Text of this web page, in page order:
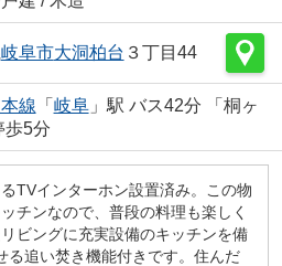
岐阜市大洞柏台 ３丁目44
線 「 岐阜」駅 バス42分 「桐ヶ
歩5分
TVインターホン設置済み。この物
チンなので、普段の料理も楽しく
ビングに充実設備のキッチンを備
る追い焚き機能付きです。住んだ